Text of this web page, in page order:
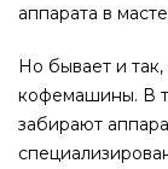
аппарата в
Но бывает и
кофемашины. В
забирают